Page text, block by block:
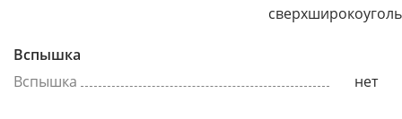
Вспышка
Вспышка
нет